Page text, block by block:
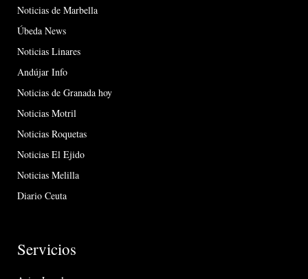
Noticias de Marbella
Úbeda News
Noticias Linares
Andújar Info
Noticias de Granada hoy
Noticias Motril
Noticias Roquetas
Noticias El Ejido
Noticias Melilla
Diario Ceuta
Servicios